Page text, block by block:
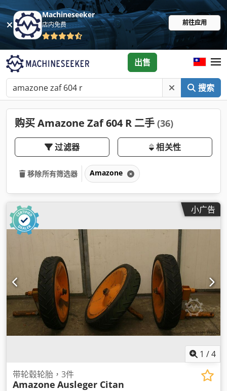
Machineseeker
店内免费 前往应用
搜索
出售
购买 Amazone Zaf 604 R 二手 (36)
过滤器 相关性
移除所有筛选器 Amazone
小广告
1 /4
带轮毂轮胎，3件
Amazone Ausleger Citan